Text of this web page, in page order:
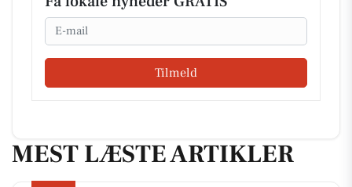
Email
Tilmeld
MEST LÆSTE ARTIKLER